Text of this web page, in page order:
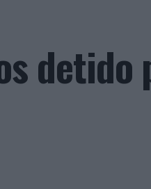
detido